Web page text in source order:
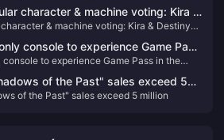
character & machine voting: Kira &
ranked first
& machine voting: Kira & Destiny
console to experience Game Pass
to experience Game Pass in the
of the Past" sales exceed 5
of the Past" sales exceed 5 million